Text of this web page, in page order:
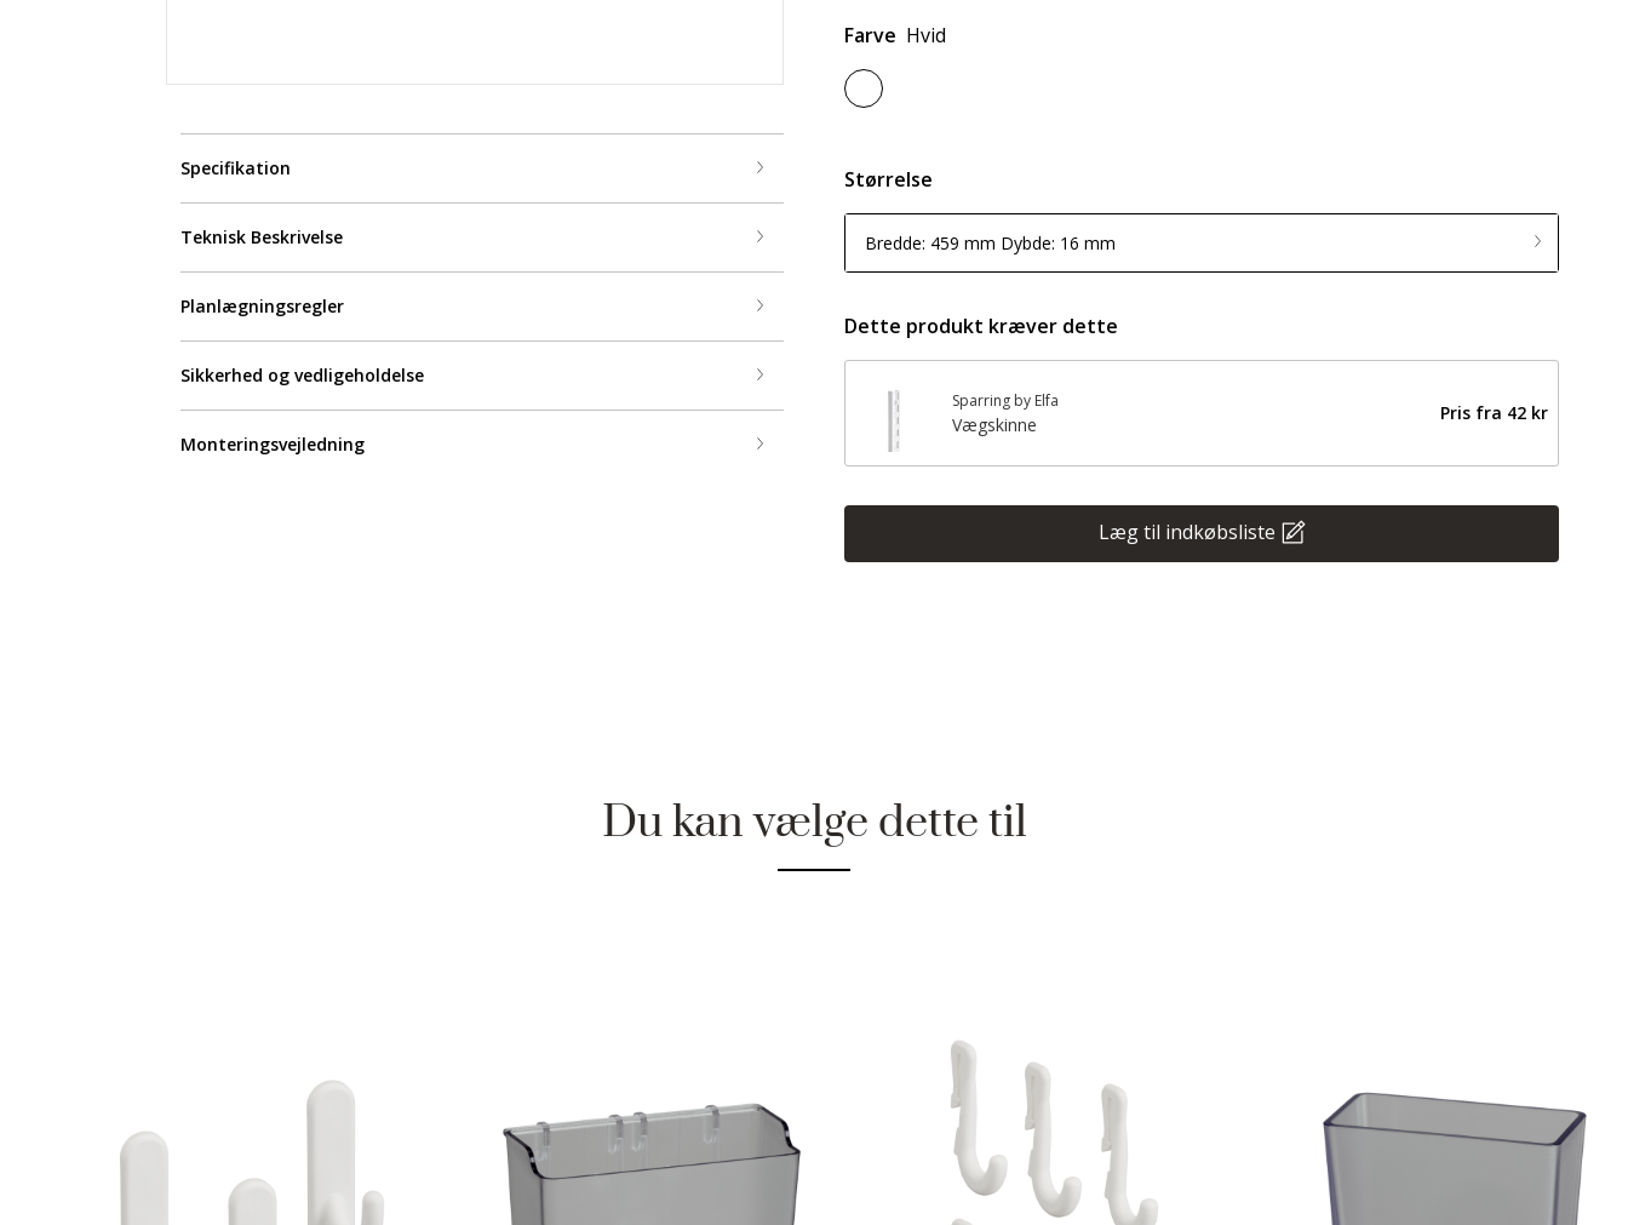
Specifikation
Teknisk Beskrivelse
Planlægningsregler
Sikkerhed og vedligeholdelse
Monteringsvejledning
Farve Hvid
Størrelse
Bredde: 459 mm Dybde: 16 mm
Dette produkt kræver dette
Sparring by Elfa
Vægskinne
Pris fra 42 kr
Læg til indkøbsliste
Du kan vælge dette til